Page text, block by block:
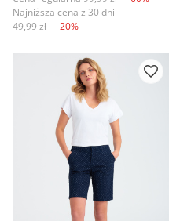
Najniższa cena z 30 dni
49,99 zł
-20%